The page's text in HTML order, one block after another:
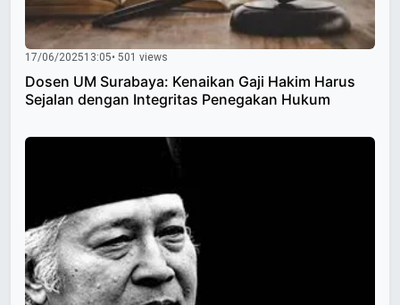
17/06/202513:05• 501 views
Dosen UM Surabaya: Kenaikan Gaji Hakim Harus
Sejalan dengan Integritas Penegakan Hukum